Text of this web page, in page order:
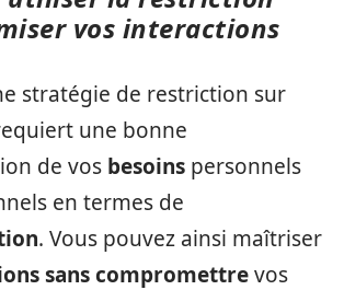
vos interactions
stratégie de restriction sur
une bonne
de vos besoins personnels
en termes de
. Vous pouvez ainsi maîtriser
sans compromettrevos